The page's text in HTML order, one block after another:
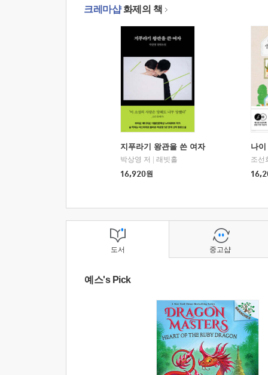
크레마샵화제의 책
지푸라기 왕관을 쓴 여자
박상영 저
래빗홀
16,920원
나
조선
도서
예스's Pick
중고샵